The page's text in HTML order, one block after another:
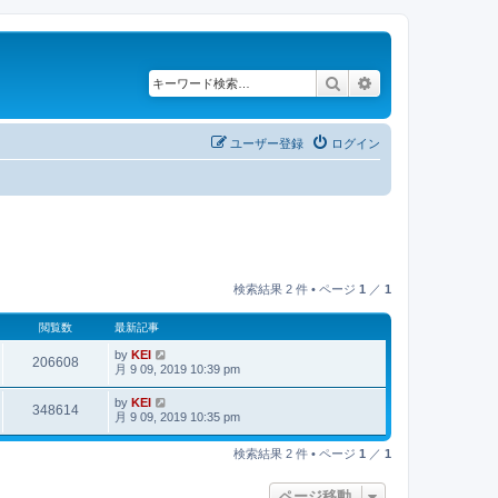
検索
ログイン
ユーザー登録
検索結果 2 件 • ページ 1 ／ 1
閲覧数 最新記事
206608 by KEI
月 9 09, 2019 10:39 pm
348614 by KEI
月 9 09, 2019 10:35 pm
検索結果 2 件 • ページ 1 ／ 1